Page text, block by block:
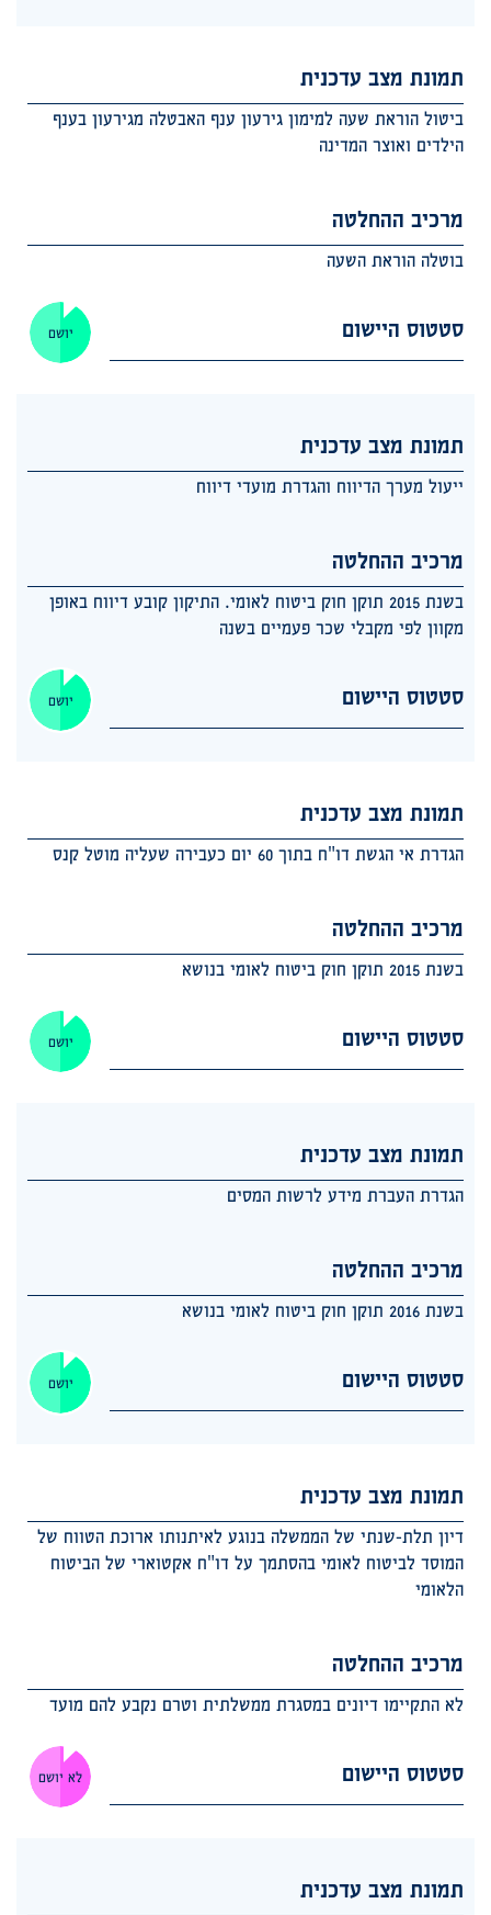
תמונת מצב עדכנית
ביטול הוראת שעה למימון גירעון ענף האבטלה מגירעון בענף
הילדים ואוצר המדינה
מרכיב ההחלטה
בוטלה הוראת השעה
סטטוס היישום יושם
תמונת מצב עדכנית
ייעול מערך הדיווח והגדרת מועדי דיווח
מרכיב ההחלטה
בשנת 2015 תוקן חוק ביטוח לאומי. התיקון קובע דיווח באופן
מקוון לפי מקבלי שכר פעמיים בשנה
סטטוס היישום יושם
תמונת מצב עדכנית
הגדרת אי הגשת דו"ח בתוך 60 יום כעבירה שעליה מוטל קנס
מרכיב ההחלטה
בשנת 2015 תוקן חוק ביטוח לאומי בנושא
סטטוס היישום יושם
תמונת מצב עדכנית
הגדרת העברת מידע לרשות המסים
מרכיב ההחלטה
בשנת 2016 תוקן חוק ביטוח לאומי בנושא
סטטוס היישום יושם
תמונת מצב עדכנית
דיון תלת-שנתי של הממשלה בנוגע לאיתנותו ארוכת הטווח של
המוסד לביטוח לאומי בהסתמך על דו"ח אקטוארי של הביטוח
הלאומי
מרכיב ההחלטה
לא התקיימו דיונים במסגרת ממשלתית וטרם נקבע להם מועד
סטטוס היישום לא יושם
תמונת מצב עדכנית